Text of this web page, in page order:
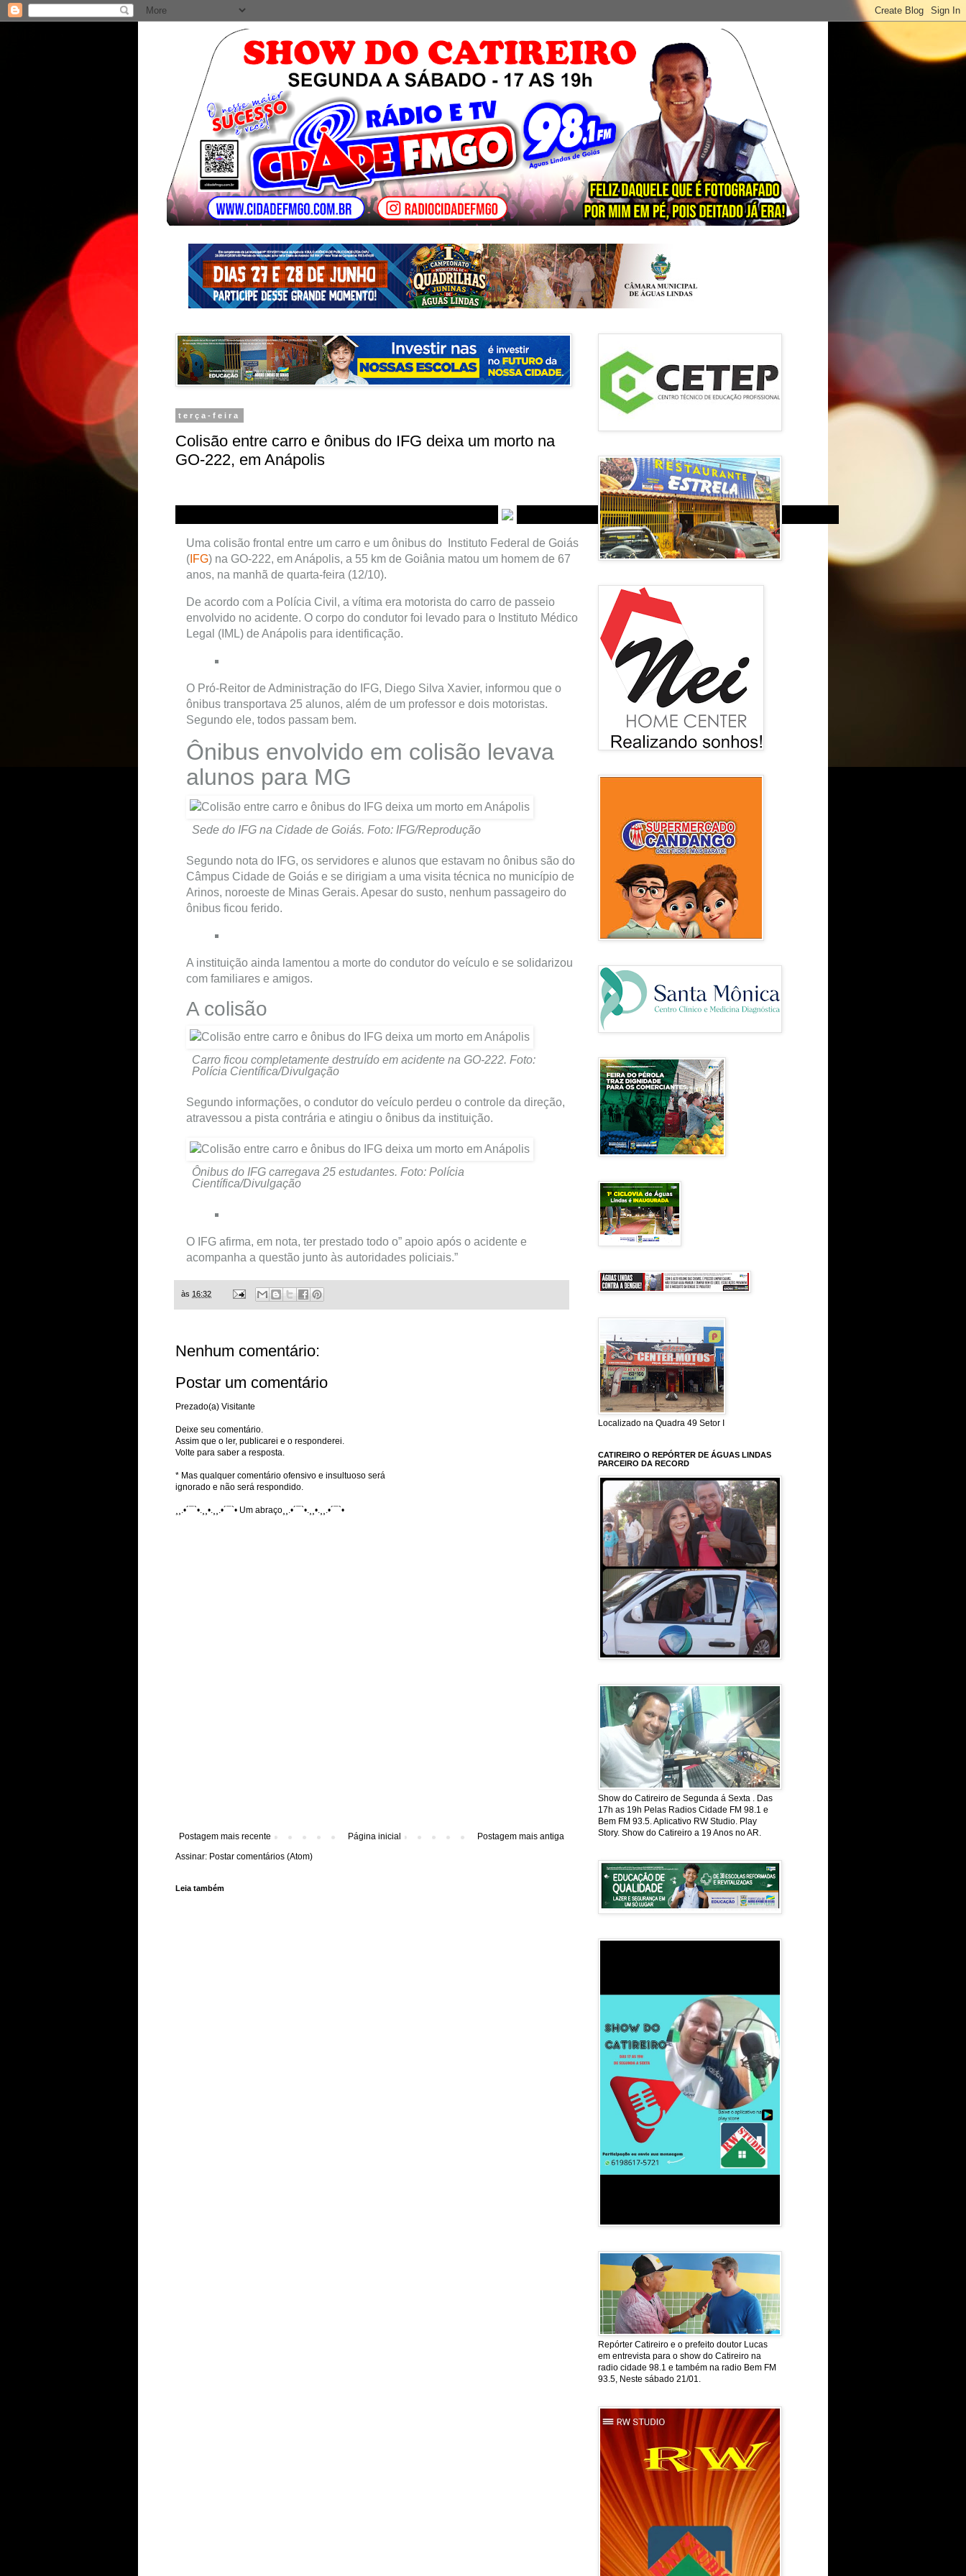
terça-feira
Colisão entre carro e ônibus do IFG deixa um morto na
GO-222, em Anápolis
Uma colisão frontal entre um carro e um ônibus do Instituto Federal de Goiás
( IFG) na GO-222, em Anápolis, a 55 km de Goiânia matou um homem de 67
anos, na manhã de quarta-feira (12/10).
De acordo com a Polícia Civil, a vítima era motorista do carro de passeio
envolvido no acidente. O corpo do condutor foi levado para o Instituto Médico
Legal (IML) de Anápolis para identificação.
O Pró-Reitor de Administração do IFG, Diego Silva Xavier, informou que o
ônibus transportava 25 alunos, além de um professor e dois motoristas.
Segundo ele, todos passam bem.
Ônibus envolvido em colisão levava
alunos para MG
Sede do IFG na Cidade de Goiás. Foto: IFG/Reprodução
Segundo nota do IFG, os servidores e alunos que estavam no ônibus são do
Câmpus Cidade de Goiás e se dirigiam a uma visita técnica no município de
Arinos, noroeste de Minas Gerais. Apesar do susto, nenhum passageiro do
ônibus ficou ferido.
A instituição ainda lamentou a morte do condutor do veículo e se solidarizou
com familiares e amigos.
A colisão
Carro ficou completamente destruído em acidente na GO-222. Foto:
Polícia Científica/Divulgação
Segundo informações, o condutor do veículo perdeu o controle da direção,
atravessou a pista contrária e atingiu o ônibus da instituição.
Ônibus do IFG carregava 25 estudantes. Foto: Polícia
Científica/Divulgação
O IFG afirma, em nota, ter prestado todo o” apoio após o acidente e
acompanha a questão junto às autoridades policiais.”
às 16:32
Nenhum comentário:
Postar um comentário
Prezado(a) Visitante
Deixe seu comentário.
Assim que o ler, publicarei e o responderei.
Volte para saber a resposta.
* Mas qualquer comentário ofensivo e insultuoso será
ignorado e não será respondido.
¸¸.•´¯`•.¸¸•.¸¸.•´¯`• Um abraço¸¸.•´¯`•.¸¸•.¸¸.•´¯`•
Postagem mais recente Postagem mais antiga
Página inicial
Assinar: Postar comentários (Atom)
Leia também
Localizado na Quadra 49 Setor I
CATIREIRO O REPÓRTER DE ÁGUAS LINDAS
PARCEIRO DA RECORD
Show do Catireiro de Segunda á Sexta . Das
17h as 19h Pelas Radios Cidade FM 98.1 e
Bem FM 93.5. Aplicativo RW Studio. Play
Story. Show do Catireiro a 19 Anos no AR.
Repórter Catireiro e o prefeito doutor Lucas
em entrevista para o show do Catireiro na
radio cidade 98.1 e também na radio Bem FM
93.5, Neste sábado 21/01.